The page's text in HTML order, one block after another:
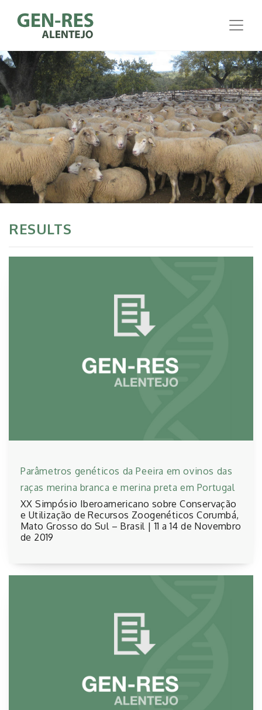
RESULTS
Parâmetros genéticos da Peeira em ovinos das
raças merina branca e merina preta em Portugal
XX Simpósio Iberoamericano sobre Conservação
e Utilização de Recursos Zoogenéticos Corumbá,
Mato Grosso do Sul – Brasil | 11 a 14 de Novembro
de 2019